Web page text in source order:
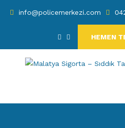
info@policemerkezi.com
HEMEN